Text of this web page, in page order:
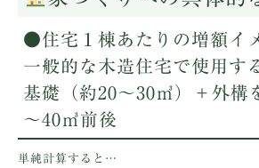
●住宅１棟あたりの増額イ
一般的な木造住宅で使用す
基礎（約20～30㎥）＋外構
～40㎥前後
単純計算すると…